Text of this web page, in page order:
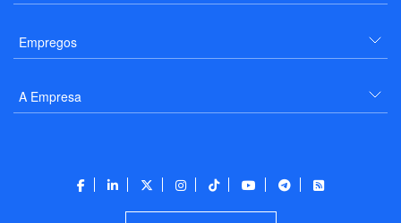
Empregos
A Empresa